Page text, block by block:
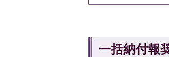
一括納付報